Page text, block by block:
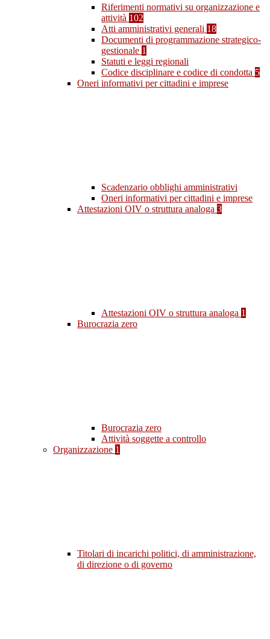
Riferimenti normativi su organizzazione e
attività 102
Atti amministrativi generali 18
Documenti di programmazione strategico-
gestionale 1
Statuti e leggi regionali
Codice disciplinare e codice di condotta 5
Oneri informativi per cittadini e imprese
Scadenzario obblighi amministrativi
Oneri informativi per cittadini e imprese
Attestazioni OIV o struttura analoga 3
Attestazioni OIV o struttura analoga 1
Burocrazia zero
Burocrazia zero
Attività soggette a controllo
Organizzazione 1
Titolari di incarichi politici, di amministrazione,
di direzione o di governo